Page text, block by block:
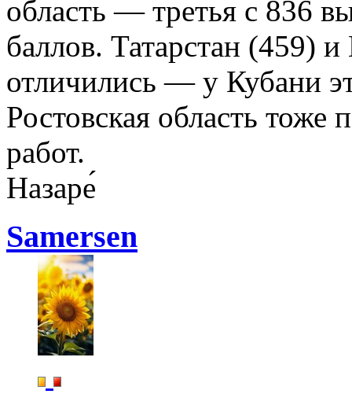
область — третья с 836
баллов. Татарстан (459)
отличились — у Кубани
Ростовская область тоже
работ.
Назаре́
Samersen